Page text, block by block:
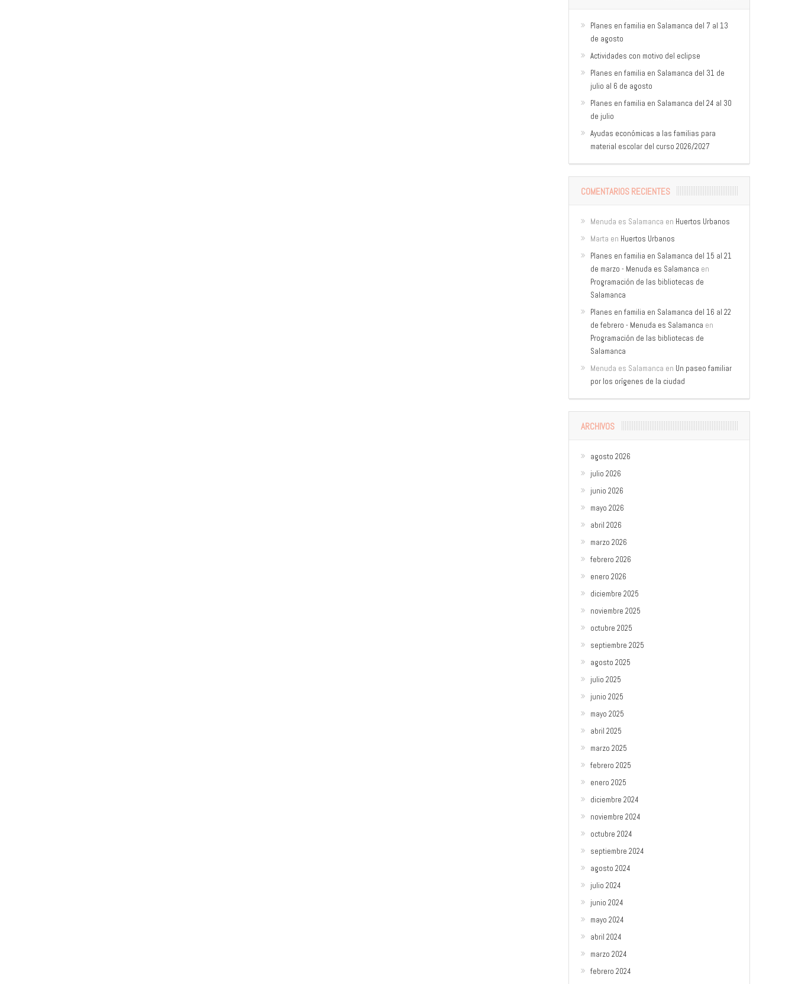
Planes en familia en Salamanca del 7 al 13
de agosto
Actividades con motivo del eclipse
Planes en familia en Salamanca del 31 de
julio al 6 de agosto
Planes en familia en Salamanca del 24 al 30
de julio
Ayudas económicas a las familias para
material escolar del curso 2026/2027
COMENTARIOS RECIENTES
Menuda es Salamanca en Huertos Urbanos
Marta en Huertos Urbanos
Planes en familia en Salamanca del 15 al 21
de marzo - Menuda es Salamanca en
Programación de las bibliotecas de
Salamanca
Planes en familia en Salamanca del 16 al 22
de febrero - Menuda es Salamanca en
Programación de las bibliotecas de
Salamanca
Menuda es Salamanca en Un paseo familiar
por los orígenes de la ciudad
ARCHIVOS
agosto 2026
julio 2026
junio 2026
mayo 2026
abril 2026
marzo 2026
febrero 2026
enero 2026
diciembre 2025
noviembre 2025
octubre 2025
septiembre 2025
agosto 2025
julio 2025
junio 2025
mayo 2025
abril 2025
marzo 2025
febrero 2025
enero 2025
diciembre 2024
noviembre 2024
octubre 2024
septiembre 2024
agosto 2024
julio 2024
junio 2024
mayo 2024
abril 2024
marzo 2024
febrero 2024